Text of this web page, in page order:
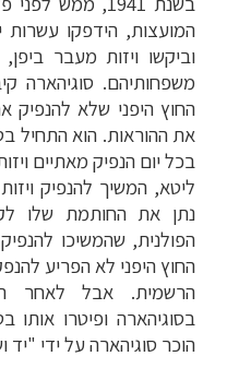
המועצות, הידפקו עשרות
וביקשו ויזות מעבר
משפחותיהם. סוגיהארה
החוץ היפני שלא להנפיק
את ההוראות. הוא התחיל
בכל יום הנפיק מאתיים
ליטא, המשיך להנפיק
נתן את החותמת שלו
הפולנית, שהמשיכו
החוץ היפני לא הפריע
הרשמית. אבל לאחר
הוכר סוגיהארה על ידי